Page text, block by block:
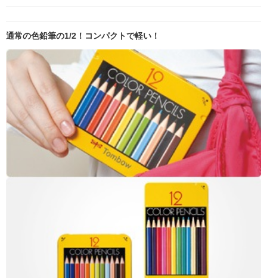
通常の色鉛筆の1/2！コンパクトで軽い！